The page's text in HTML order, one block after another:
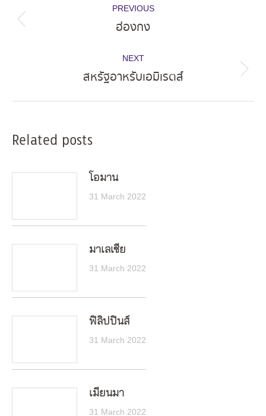
navigation
PREVIOUS
Previous
ฮ่องกง
NEXT
Next
สหรัฐอาหรับเอมิเรตส์
Related posts
โอมาน
31 March 2022
มาเลเซีย
31 March 2022
ฟิลิปปินส์
31 March 2022
เมียนมา
31 March 2022